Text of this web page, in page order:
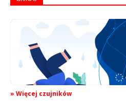
» Więcej czujników